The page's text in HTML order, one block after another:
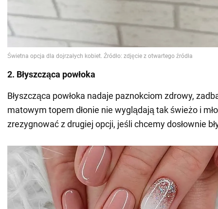
2. Błyszcząca powłoka
Błyszcząca powłoka nadaje paznokciom zdrowy,
matowym topem dłonie nie wyglądają tak świeżo i
zrezygnować z drugiej opcji, jeśli chcemy dosłownie